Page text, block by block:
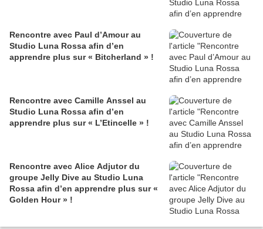
Rencontre avec Paul d’Amour au
Studio Luna Rossa afin d’en
apprendre plus sur « Bitcherland » !
Rencontre avec Camille Anssel au
Studio Luna Rossa afin d’en
apprendre plus sur « L’Etincelle » !
Rencontre avec Alice Adjutor du
groupe Jelly Dive au Studio Luna
Rossa afin d’en apprendre plus sur «
Golden Hour » !